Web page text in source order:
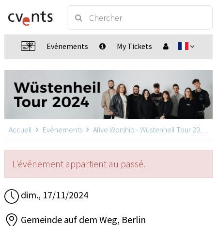
Evénements My Tickets
Accueil Evénements Alive Worship - Wüstenheil Tour 2024
L'événement appartient au passé.
dim., 17/11/2024
Gemeinde auf dem Weg, Berlin